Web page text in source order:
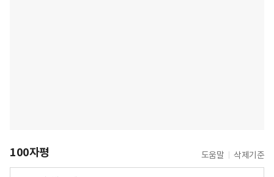
100자평 도움말 삭제기준